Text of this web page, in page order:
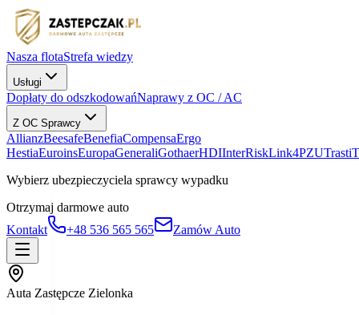
Nasza flotaStrefa wiedzy
Usługi
Dopłaty do odszkodowańNaprawy z OC / AC
Z OC Sprawcy
AllianzBeesafeBenefiaCompensaErgo
HestiaEuroinsEuropaGeneraliGothaerHDIInterRiskLink4PZUTrasti
Wybierz ubezpieczyciela sprawcy wypadku
Otrzymaj darmowe auto
Kontakt
+48 536 565 565 Zamów Auto
Auta Zastępcze Zielonka